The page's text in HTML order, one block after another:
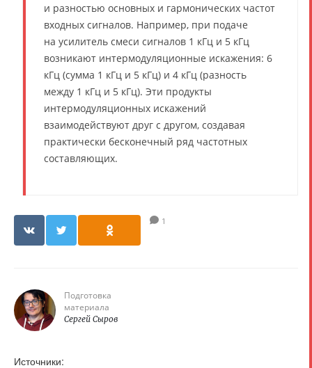
и разностью основных и гармонических частот
входных сигналов. Например, при подаче
на усилитель смеси сигналов 1 кГц и 5 кГц
возникают интермодуляционные искажения: 6
кГц (сумма 1 кГц и 5 кГц) и 4 кГц (разность
между 1 кГц и 5 кГц). Эти продукты
интермодуляционных искажений
взаимодействуют друг с другом, создавая
практически бесконечный ряд частотных
составляющих.
1
Подготовка
материала
Сергей Сыров
Источники: